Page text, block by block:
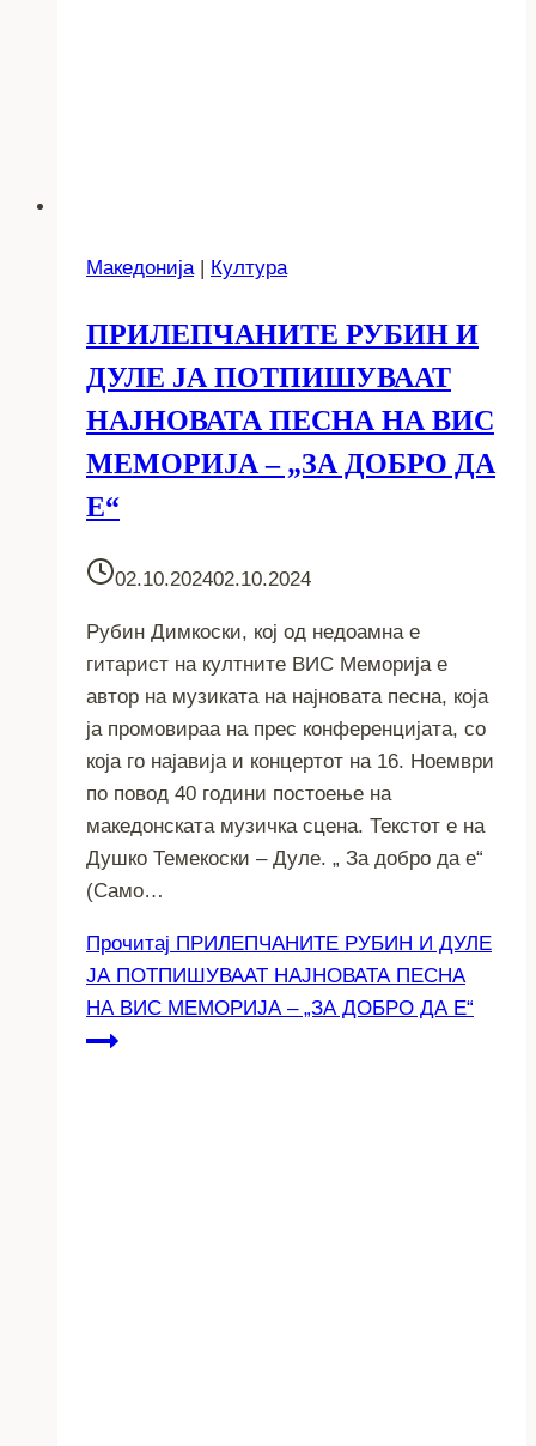
Македонија | Култура
ПРИЛЕПЧАНИТЕ РУБИН И
ДУЛЕ ЈА ПОТПИШУВААТ
НАЈНОВАТА ПЕСНА НА ВИС
МЕМОРИЈА – „ЗА ДОБРО ДА
Е“
02.10.202402.10.2024
Рубин Димкоски, кој од недоамна е
гитарист на култните ВИС Меморија е
автор на музиката на најновата песна, која
ја промовираа на прес конференцијата, со
која го најавија и концертот на 16. Ноември
по повод 40 години постоење на
македонската музичка сцена. Текстот е на
Душко Темекоски – Дуле. „ За добро да е“
(Само…
Прочитај ПРИЛЕПЧАНИТЕ РУБИН И ДУЛЕ
ЈА ПОТПИШУВААТ НАЈНОВАТА ПЕСНА
НА ВИС МЕМОРИЈА – „ЗА ДОБРО ДА Е“